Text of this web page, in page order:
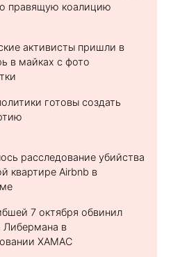
правящую коалицию
активисты пришли в
в майках с фото
готовы создать
расследование убийства
квартире Airbnb в
7 октября обвинил
Либермана в
ХАМАС